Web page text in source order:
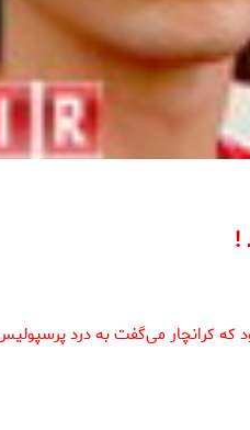
!
کرانچار می‌گفت به درد پرسپولیس